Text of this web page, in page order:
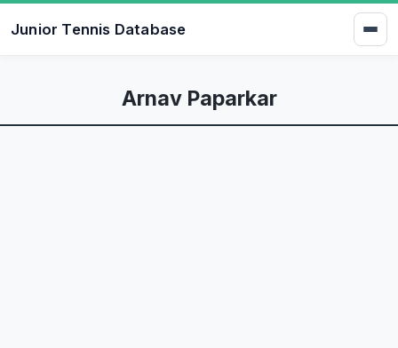
Junior Tennis Database
Arnav Paparkar